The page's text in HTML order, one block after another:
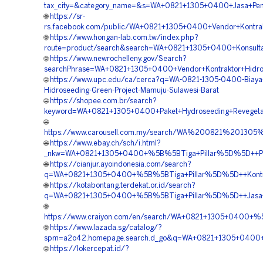
🌐 https://sr-
rs.facebook.com/public/
🌐 https://www.hongan-lab.com.tw/index.php?
route=product/
🌐 https://www.newrochelleny.gov/Search?
🌐 https://www.upc.edu/ca/cerca?q=WA-0821-1305-0400-
Hidroseeding-Green-Project-Mamuju-Sulawesi-Barat
🌐 https://shopee.com.br/search?
🌐
https://www.carousell.com.my/search/
🌐 https://www.ebay.ch/sch/i.html?
🌐 https://cianjur.ayoindonesia.com/search?
🌐 https://kotabontang.terdekat.or.id/search?
🌐
https://www.craiyon.com/en/search/
🌐 https://www.lazada.sg/catalog/?
🌐 https://lokercepat.id/?